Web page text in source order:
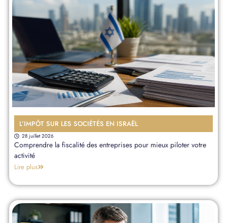
L’IMPÔT SUR LES SOCIÉTÉS EN ISRAËL
28 juillet 2026
Comprendre la fiscalité des entreprises pour mieux piloter votre
activité
Lire plus